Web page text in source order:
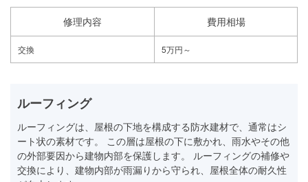
修理内容 費用相場
交換 5万円～
ルーフィング
ルーフィングは、屋根の下地を構成する防水建材で、通常はシ
ート状の素材です。 この層は屋根の下に敷かれ、雨水やその他
の外部要因から建物内部を保護します。 ルーフィングの補修や
交換により、建物内部が雨漏りから守られ、屋根全体の耐久性